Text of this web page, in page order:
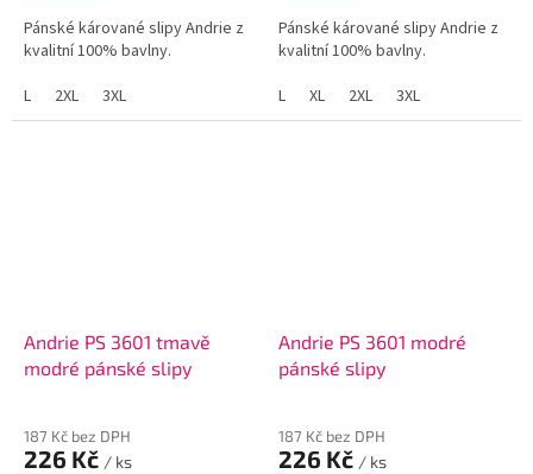
Pánské kárované slipy Andrie z
kvalitní 100% bavlny.
L
2XL 3XL
Pánské kárované slipy Andrie z
kvalitní 100% bavlny.
L
XL 2XL 3XL
Andrie PS 3601 tmavě
modré pánské slipy
187 Kč bez DPH
226 Kč / ks
Andrie PS 3601 modré
pánské slipy
187 Kč bez DPH
226 Kč / ks